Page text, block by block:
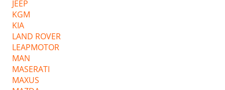
JEEP
KGM
KIA
LAND ROVER
LEAPMOTOR
MAN
MASERATI
MAXUS